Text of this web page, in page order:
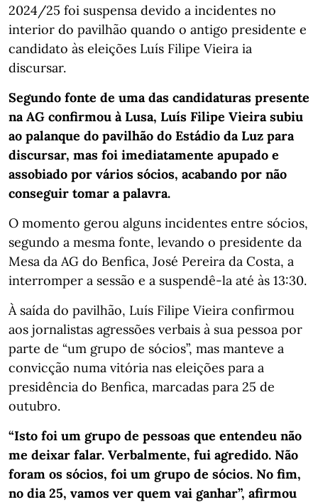
2024/25 foi suspensa devido a incidentes no
interior do pavilhão quando o antigo presidente e
candidato às eleições Luís Filipe Vieira ia
discursar.
Segundo fonte de uma das candidaturas presente
na AG confirmou à Lusa, Luís Filipe Vieira subiu
ao palanque do pavilhão do Estádio da Luz para
discursar, mas foi imediatamente apupado e
assobiado por vários sócios, acabando por não
conseguir tomar a palavra.
O momento gerou alguns incidentes entre sócios,
segundo a mesma fonte, levando o presidente da
Mesa da AG do Benfica, José Pereira da Costa, a
interromper a sessão e a suspendê-la até às 13:30.
À saída do pavilhão, Luís Filipe Vieira confirmou
aos jornalistas agressões verbais à sua pessoa por
parte de “um grupo de sócios”, mas manteve a
convicção numa vitória nas eleições para a
presidência do Benfica, marcadas para 25 de
outubro.
“Isto foi um grupo de pessoas que entendeu não
me deixar falar. Verbalmente, fui agredido. Não
foram os sócios, foi um grupo de sócios. No fim,
no dia 25, vamos ver quem vai ganhar”, afirmou